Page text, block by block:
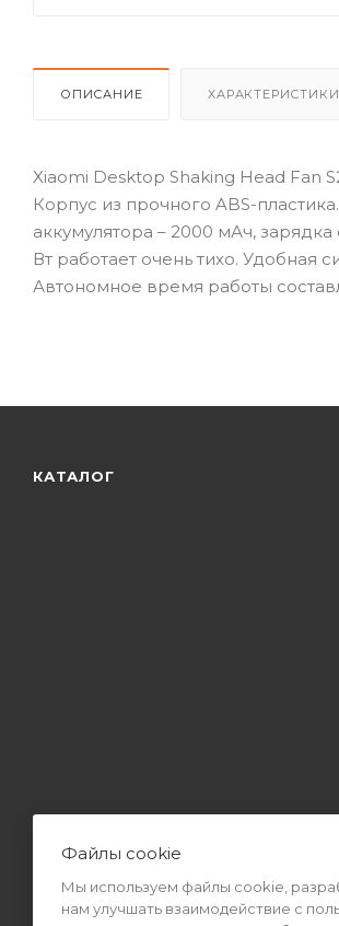
ОПИСАНИЕ ХАРАКТЕРИСТИКИ
Xiaomi Desktop Shaking Head Fan
Корпус из прочного ABS-
аккумулятора – 2000 мАч,
Вт работает очень тихо. Удобная
Автономное время работы
КАТАЛОГ
2026 © Интернет-магазин MiMall® • Не
Файлы cookie
Мы используем файлы cookie,
нам улучшать взаимодействие с